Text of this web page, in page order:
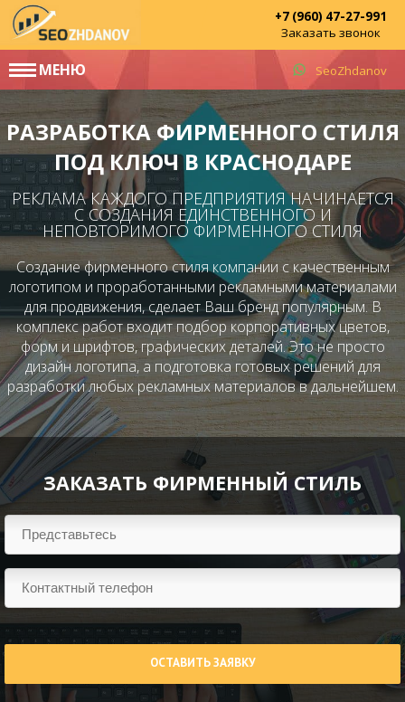
SeoZhdanov
+7 (960) 47-27-991
Заказать звонок
МЕНЮ
РАЗРАБОТКА ФИРМЕННОГО СТИЛЯ
ПОД КЛЮЧ В КРАСНОДАРЕ
РЕКЛАМА КАЖДОГО ПРЕДПРИЯТИЯ НАЧИНАЕТСЯ
С СОЗДАНИЯ ЕДИНСТВЕННОГО И
НЕПОВТОРИМОГО ФИРМЕННОГО СТИЛЯ
Создание фирменного стиля компании с качественным
логотипом и проработанными рекламными материалами
для продвижения, сделает Ваш бренд популярным. В
комплекс работ входит подбор корпоративных цветов,
форм и шрифтов, графических деталей. Это не просто
дизайн логотипа, а подготовка готовых решений для
разработки любых рекламных материалов в дальнейшем.
ЗАКАЗАТЬ ФИРМЕННЫЙ СТИЛЬ
ОСТАВИТЬ ЗАЯВКУ